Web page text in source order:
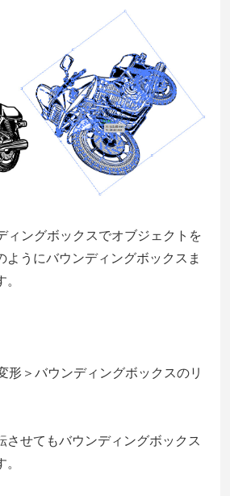
ィングボックスでオブジェクトを
ようにバウンディングボックスま
形＞バウンディングボックスのリ
させてもバウンディングボックス